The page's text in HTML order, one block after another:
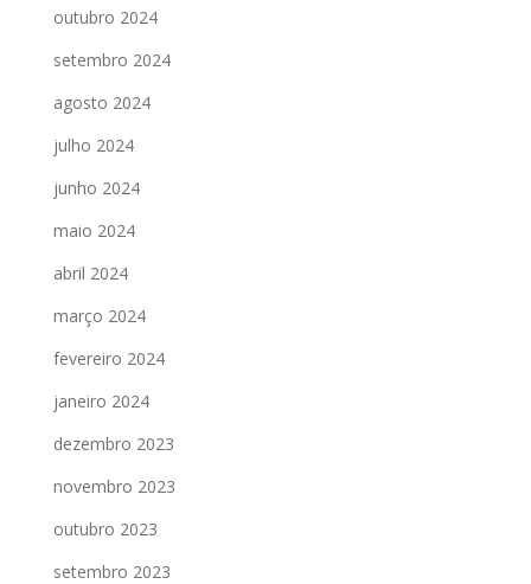
outubro 2024
setembro 2024
agosto 2024
julho 2024
junho 2024
maio 2024
abril 2024
março 2024
fevereiro 2024
janeiro 2024
dezembro 2023
novembro 2023
outubro 2023
setembro 2023